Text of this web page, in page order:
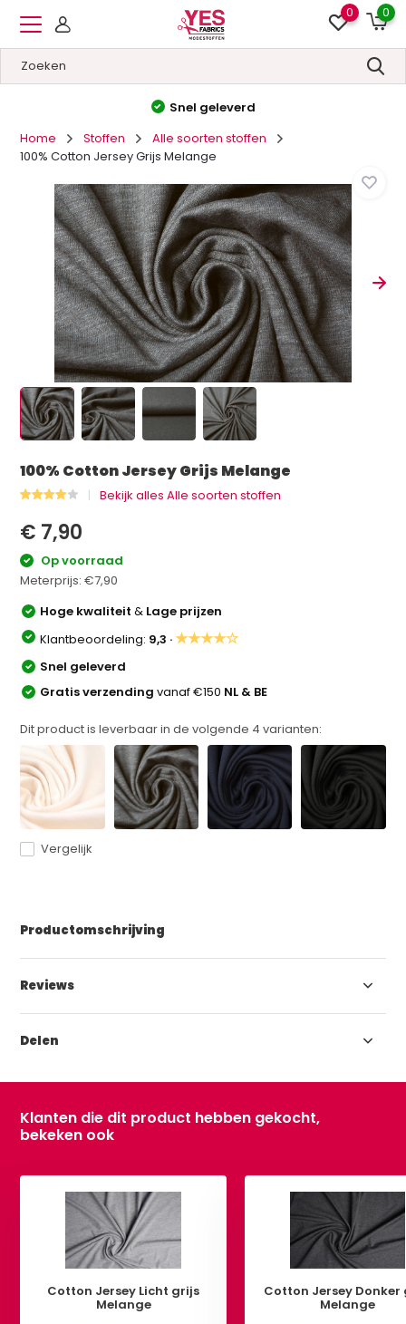
0 0
Hoge kwaliteit
Home
Stoffen
Alle soorten stoffen
100% Cotton Jersey Grijs Melange
100% Cotton Jersey Grijs Melange
Bekijk alles Alle soorten stoffen
€ 7,90
Op voorraad
Meterprijs:€7,90
Hoge kwaliteit& Lage prijzen
Klantbeoordeling: 9,3 ·★★★★☆
Snel geleverd
Gratis verzendingvanaf €150 NL & BE
Dit product is leverbaar in de volgende 4 varianten:
Vergelijk
Productomschrijving
Reviews
Delen
Klanten die dit product hebben gekocht,
bekeken ook
Cotton Jersey Licht grijs
Melange
Cotton Jersey Donker
Melange